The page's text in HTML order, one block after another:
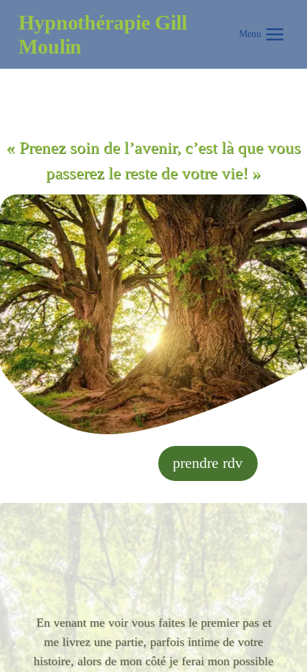
contenu
Hypnothérapie Gill
Moulin
Menu
« Prenez soin de l’avenir, c’est là que vous
passerez le reste de votre vie! »
prendre rdv
En venant me voir vous faites le premier pas et
me livrez une partie, parfois intime de votre
histoire, alors de mon côté je ferai mon possible